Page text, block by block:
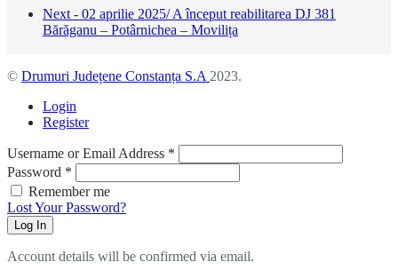
Next - 02 aprilie 2025/ A început reabilitarea DJ 381
Bărăganu – Potârnichea – Movilița
© Drumuri Județene Constanța S.A 2023.
Login
Register
Username or Email Address *
Password *
Remember me
Lost Your Password?
Log In
Account details will be confirmed via email.